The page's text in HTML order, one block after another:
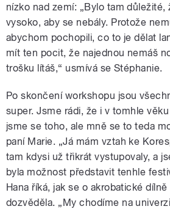
nízko nad zemí: „Bylo tam důležité,
vysoko, aby se nebály. Protože
abychom pochopili, co to je dělat
mít ten pocit, že najednou nemáš
trošku lítáš,“ usmívá se Stéphanie.
Po skončení workshopu jsou
super. Jsme rádi, že i v tomhle
jsme se toho, ale mně se to teda
paní Marie. „Já mám vztah ke
tam kdysi už třikrát vystupovaly, a
byla možnost představit tenhle
Hana říká, jak se o akrobatické
dozvěděla. „My chodíme na